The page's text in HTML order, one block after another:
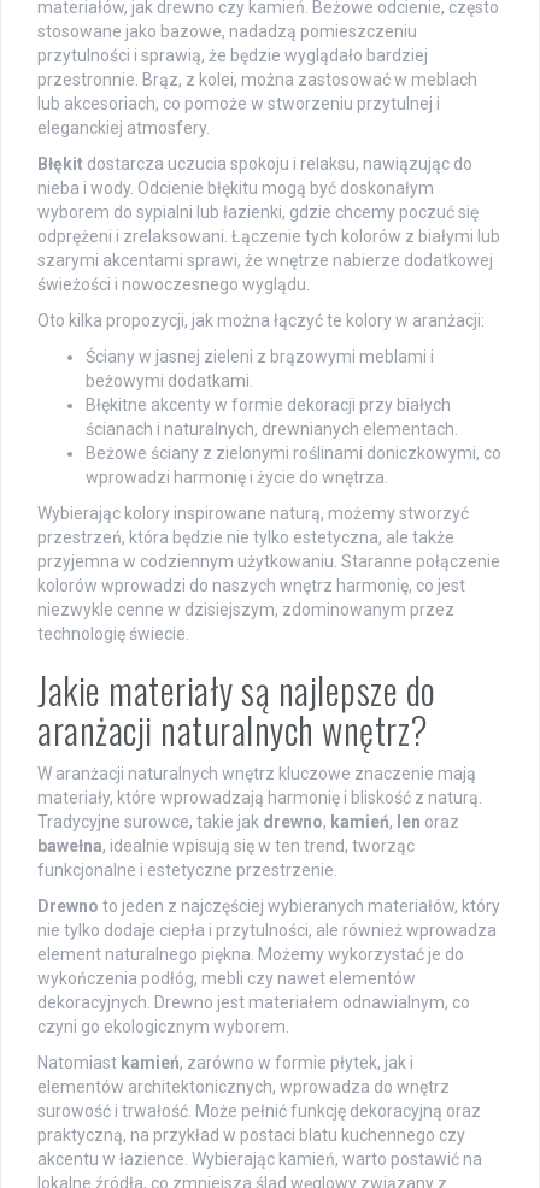
materiałów, jak drewno czy kamień. Beżowe odcienie, często
stosowane jako bazowe, nadadzą pomieszczeniu
przytulności i sprawią, że będzie wyglądało bardziej
przestronnie. Brąz, z kolei, można zastosować w meblach
lub akcesoriach, co pomoże w stworzeniu przytulnej i
eleganckiej atmosfery.
Błękit dostarcza uczucia spokoju i relaksu, nawiązując do
nieba i wody. Odcienie błękitu mogą być doskonałym
wyborem do sypialni lub łazienki, gdzie chcemy poczuć się
odprężeni i zrelaksowani. Łączenie tych kolorów z białymi lub
szarymi akcentami sprawi, że wnętrze nabierze dodatkowej
świeżości i nowoczesnego wyglądu.
Oto kilka propozycji, jak można łączyć te kolory w aranżacji:
Ściany w jasnej zieleni z brązowymi meblami i
beżowymi dodatkami.
Błękitne akcenty w formie dekoracji przy białych
ścianach i naturalnych, drewnianych elementach.
Beżowe ściany z zielonymi roślinami doniczkowymi, co
wprowadzi harmonię i życie do wnętrza.
Wybierając kolory inspirowane naturą, możemy stworzyć
przestrzeń, która będzie nie tylko estetyczna, ale także
przyjemna w codziennym użytkowaniu. Staranne połączenie
kolorów wprowadzi do naszych wnętrz harmonię, co jest
niezwykle cenne w dzisiejszym, zdominowanym przez
technologię świecie.
Jakie materiały są najlepsze do
aranżacji naturalnych wnętrz?
W aranżacji naturalnych wnętrz kluczowe znaczenie mają
materiały, które wprowadzają harmonię i bliskość z naturą.
Tradycyjne surowce, takie jak drewno, kamień, len oraz
bawełna, idealnie wpisują się w ten trend, tworząc
funkcjonalne i estetyczne przestrzenie.
Drewno to jeden z najczęściej wybieranych materiałów, który
nie tylko dodaje ciepła i przytulności, ale również wprowadza
element naturalnego piękna. Możemy wykorzystać je do
wykończenia podłóg, mebli czy nawet elementów
dekoracyjnych. Drewno jest materiałem odnawialnym, co
czyni go ekologicznym wyborem.
Natomiast kamień, zarówno w formie płytek, jak i
elementów architektonicznych, wprowadza do wnętrz
surowość i trwałość. Może pełnić funkcję dekoracyjną oraz
praktyczną, na przykład w postaci blatu kuchennego czy
akcentu w łazience. Wybierając kamień, warto postawić na
lokalne źródła, co zmniejsza ślad węglowy związany z